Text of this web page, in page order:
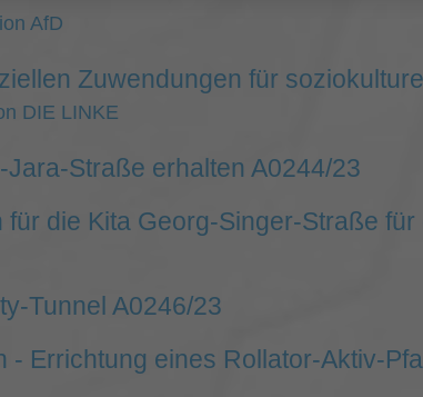
AfD
Zuwendungen für
DIE LINKE
Straße erhalten A0244/23
die Kita Georg-Singer-Straße
Tunnel A0246/23
- Errichtung eines Rollator-Aktiv-